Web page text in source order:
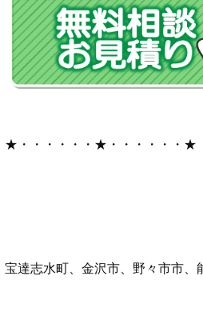
★・・・・・・★・・・・・・★
達志水町、金沢市、野々市市、